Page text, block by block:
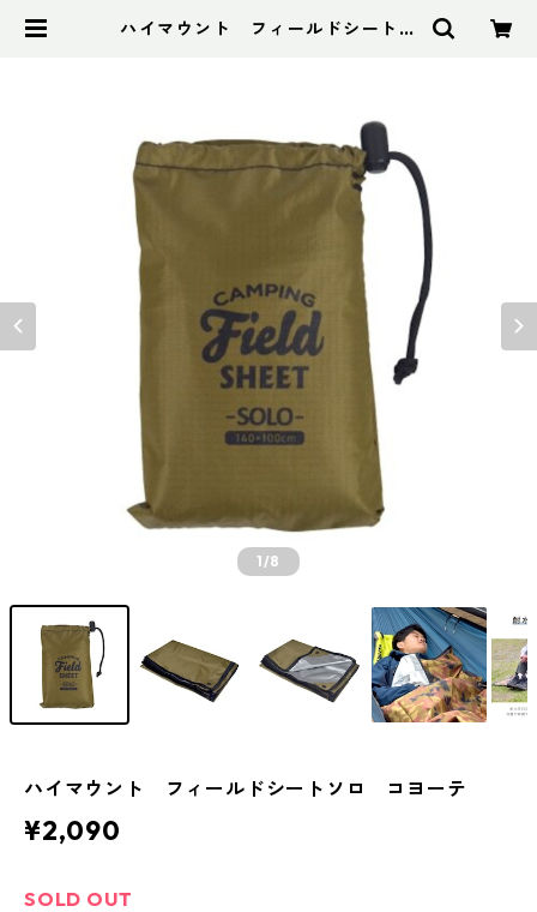
ハイマウント フィールドシートソ
1/8
ハイマウント フィールドシートソロ コヨーテ
¥2,090
SOLD OUT